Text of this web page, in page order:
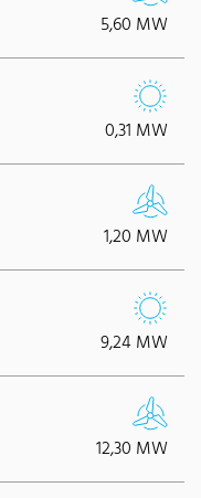
5,60 MW
0,31 MW
1,20 MW
9,24 MW
12,30 MW